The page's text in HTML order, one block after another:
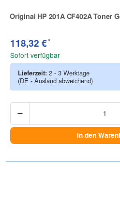
Original HP 201A CF402A Toner
Zur Artikelbewertung
118,32 €*
Sofort verfügbar
Lieferzeit: 2 - 3 Werktage
(DE - Ausland abweichend)
In den